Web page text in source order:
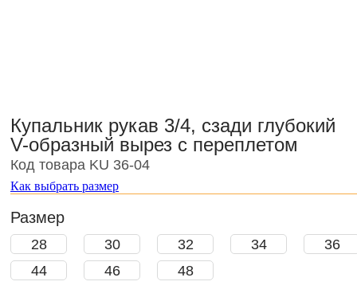
Купальник рукав 3/4, сзади глубокий
V-образный вырез с переплетом
Код товара KU 36-04
Как выбрать размер
Размер
28 30 32 34
36
44
46 48